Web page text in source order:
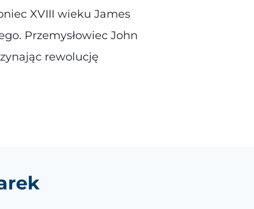
XVIII wieku James
Przemysłowiec John
rewolucję